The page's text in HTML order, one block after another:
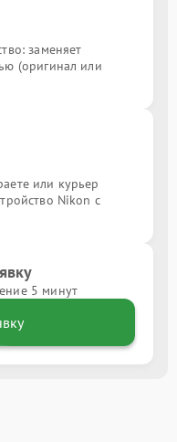
заменяет
(оригинал или
или курьер
Nikon с
5 минут